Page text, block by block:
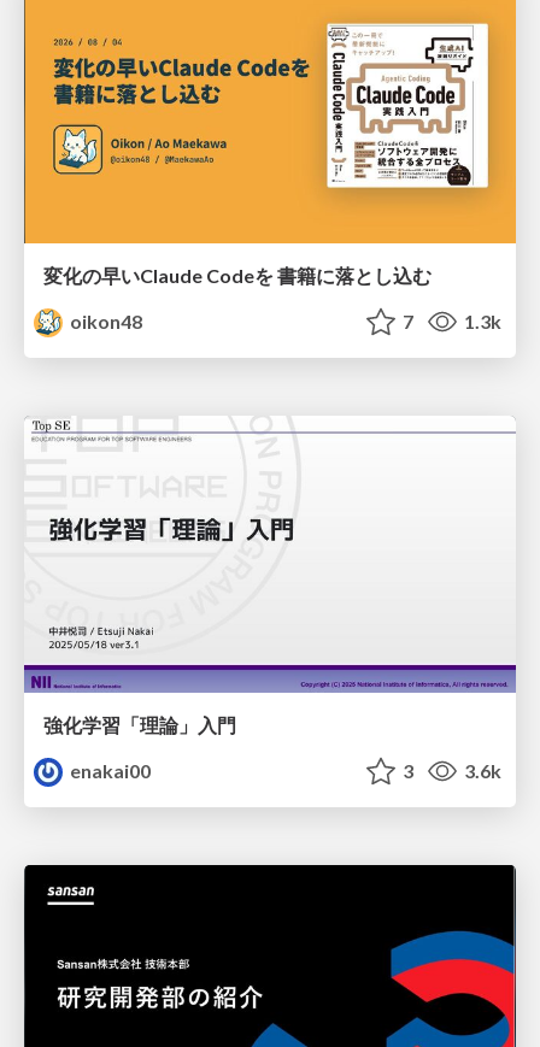
変化の早いClaude Codeを 書籍に落とし込む
oikon48
7 1.3k
強化学習「理論」入門
enakai00
3 3.6k